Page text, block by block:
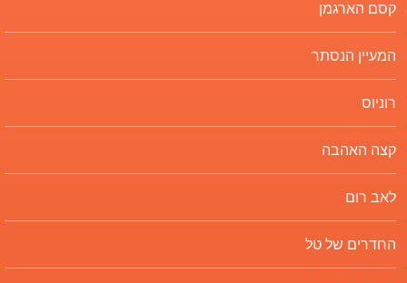
קסם הארגמן
המעיין הנסתר
רוניוס
קצה האהבה
לאב רום
החדרים של טל